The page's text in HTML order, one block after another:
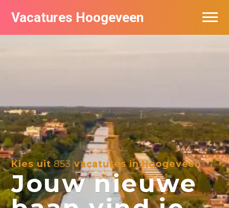
Vacatures Hoogeveen
Kies uit853 vacatures in Hoogeveen
Jouw nieuwe
Vacatures per bedrijf